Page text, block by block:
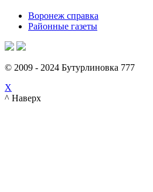
Воронеж справка
Районные газеты
© 2009 - 2024 Бутурлиновка 777
X
^ Наверх